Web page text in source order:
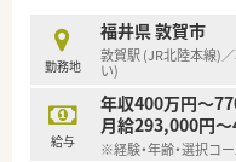
があるのも特徴です
勤務地
福井県 敦賀市
敦賀駅 (JR北陸本線)
い)
給与
年収400万円～
月給293,000円
※経験・年齢・選択コ